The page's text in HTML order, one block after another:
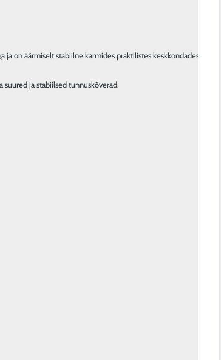
on äärmiselt stabiilne karmides praktilistes keskkondades.
suured ja stabiilsed tunnuskõverad.